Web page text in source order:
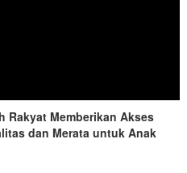
Rakyat Memberikan Akses
dan Merata untuk Anak